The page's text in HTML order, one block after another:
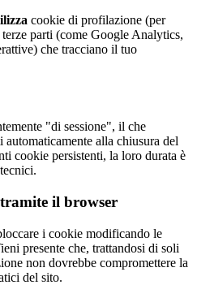
cookie di profilazione (per
parti (come Google Analytics,
che tracciano il tuo
"di sessione", il che
alla chiusura del
cookie persistenti, la loro durata è
il browser
i cookie modificando le
presente che, trattandosi di soli
non dovrebbe compromettere la
del sito.